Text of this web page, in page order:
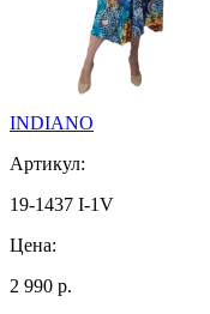
INDIANO
Артикул:
19-1437 I-1V
Цена:
2 990 р.